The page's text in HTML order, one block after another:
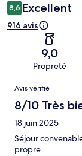
8,6 Excellent
916 avis
9,0
Propreté
Avis
Avis vérifié
8/10 Très
18 juin 2025
Séjour
propre.